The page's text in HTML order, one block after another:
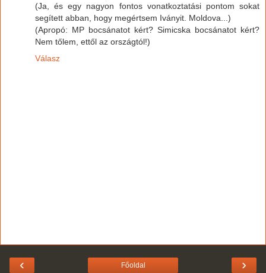
(Ja, és egy nagyon fontos vonatkoztatási pontom sokat
segített abban, hogy megértsem Iványit. Moldova...)
(Apropó: MP bocsánatot kért? Simicska bocsánatot kért?
Nem tőlem, ettől az országtól!)
Válasz
‹ ›
Főoldal